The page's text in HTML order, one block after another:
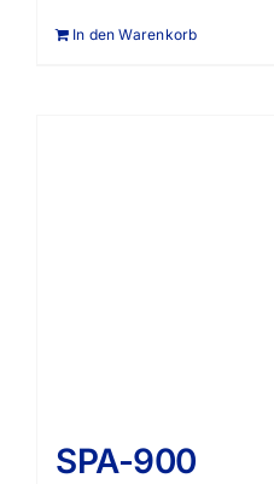
In den Warenkorb
SPA-900